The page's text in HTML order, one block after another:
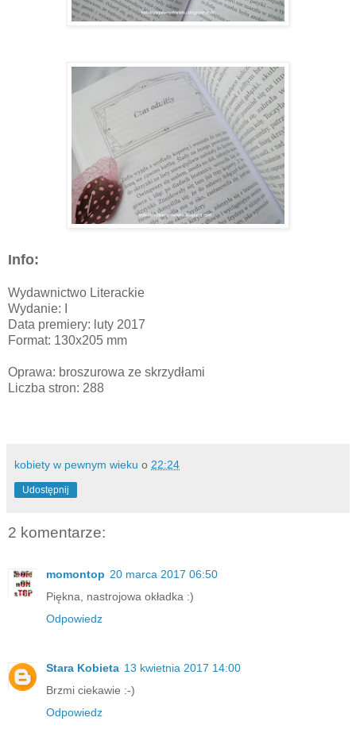
Info:
Wydawnictwo Literackie
Wydanie: I
Data premiery: luty 2017
Format: 130x205 mm
Oprawa: broszurowa ze skrzydłami
Liczba stron: 288
kobiety w pewnym wieku o 22:24
Udostępnij
2 komentarze:
momontop 20 marca 2017 06:50
Piękna, nastrojowa okładka :)
Odpowiedz
Stara Kobieta 13 kwietnia 2017 14:00
Brzmi ciekawie :-)
Odpowiedz